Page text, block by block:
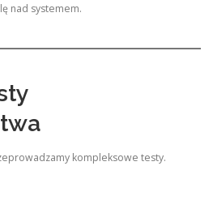
nad systemem.
kompleksowe testy.